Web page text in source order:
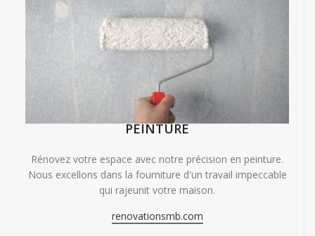
PEINTURE
Rénovez votre espace avec notre précision en peinture.
Nous excellons dans la fourniture d'un travail impeccable
qui rajeunit votre maison.
renovationsmb.com